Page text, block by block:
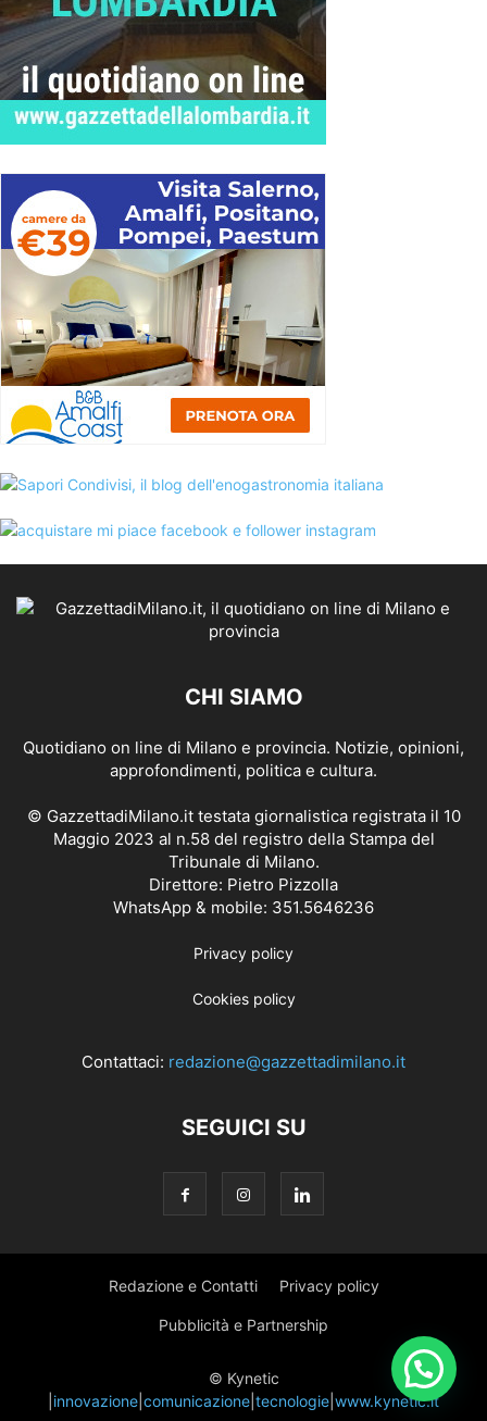
CHI SIAMO
Quotidiano on line di Milano e provincia. Notizie, opinioni,
approfondimenti, politica e cultura.
© GazzettadiMilano.it testata giornalistica registrata il 10
Maggio 2023 al n.58 del registro della Stampa del
Tribunale di Milano.
Direttore: Pietro Pizzolla
WhatsApp & mobile: 351.5646236
Privacy policy
Cookies policy
Contattaci: redazione@gazzettadimilano.it
SEGUICI SU
Redazione e Contatti Privacy policy
Pubblicità e Partnership
© Kynetic
innovazione comunicazione tecnologie www.kynetic.it